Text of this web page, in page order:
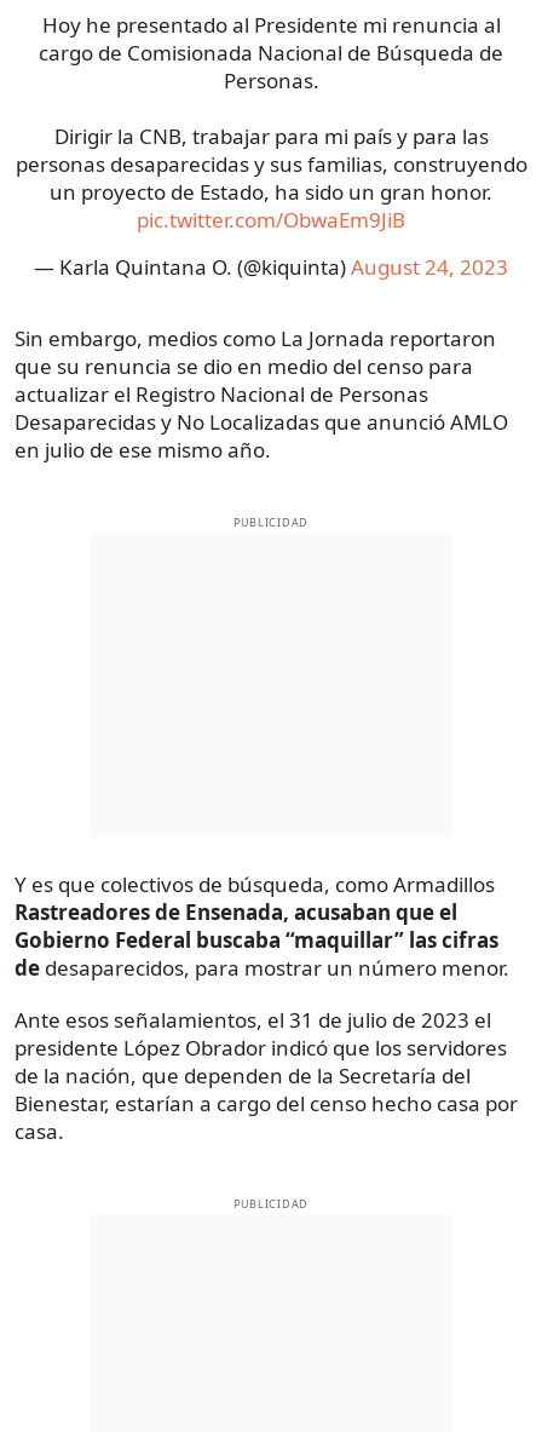
Hoy he presentado al Presidente mi renuncia al
cargo de Comisionada Nacional de Búsqueda de
Personas.
Dirigir la CNB, trabajar para mi país y para las
personas desaparecidas y sus familias, construyendo
un proyecto de Estado, ha sido un gran honor.
pic.twitter.com/ObwaEm9JiB
— Karla Quintana O. (@kiquinta)August 24, 2023
Sin embargo, medios como La Jornada reportaron
que su renuncia se dio en medio del censo para
actualizar el Registro Nacional de Personas
Desaparecidas y No Localizadas que anunció AMLO
en julio de ese mismo año.
PUBLICIDAD
Y es que colectivos de búsqueda, como Armadillos
Rastreadores de Ensenada, acusaban que el
Gobierno Federal buscaba “maquillar” las cifras
de desaparecidos, para mostrar un número menor.
Ante esos señalamientos, el 31 de julio de 2023 el
presidente López Obrador indicó que los servidores
de la nación, que dependen de la Secretaría del
Bienestar, estarían a cargo del censo hecho casa por
casa.
PUBLICIDAD